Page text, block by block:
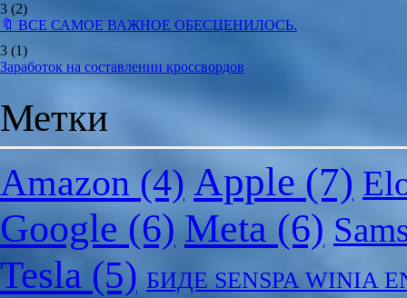
3 (2)
🔖 ВСЕ САМОЕ ВАЖНОЕ ОБЕСЦЕНИЛОСЬ.
3 (1)
Заработок на составлении кроссвордов
Метки
Amazon (4) Apple (7)
Google (6) Meta (6)
Tesla (5) БИДЕ SENSPA WINIA